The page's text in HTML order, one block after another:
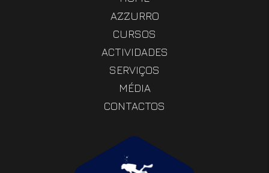
AZZURRO
CURSOS
ACTIVIDADES
SERVIÇOS
MÉDIA
CONTACTOS